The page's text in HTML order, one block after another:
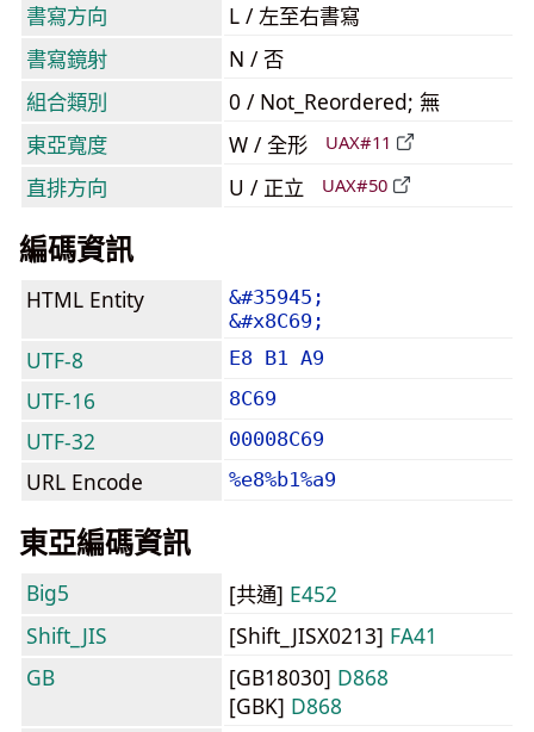
書寫方向
L / 左至右書寫
書寫鏡射
N / 否
組合類別
0 / Not_Reordered; 無
東亞寬度
W / 全形 UAX#11
直排方向 U / 正立 UAX#50
編碼資訊
HTML Entity
&#35945;
&#x8C69;
UTF-8 E8 B1 A9
UTF-16 8C69
UTF-32 00008C69
URL Encode %e8%b1%a9
東亞編碼資訊
Big5 [共通] E452
Shift_JIS
[Shift_JISX0213] FA41
GB
[GB18030] D868
[GBK] D868